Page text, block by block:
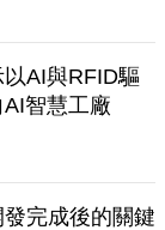
AI與RFID驅
智慧工廠
完成後的關鍵